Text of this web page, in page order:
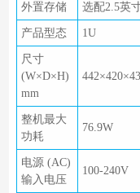
外置存储 选配2.5英
产品型态 1U
尺寸
(W×D×H)
mm
整机最大
功耗
76.9W
电源 (AC)
输入电压
100-240V